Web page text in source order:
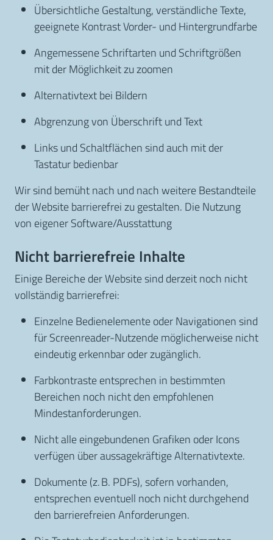
Übersichtliche Gestaltung, verständliche Texte,
geeignete Kontrast Vorder- und Hintergrundfarbe
Angemessene Schriftarten und Schriftgrößen
mit der Möglichkeit zu zoomen
Alternativtext bei Bildern
Abgrenzung von Überschrift und Text
Links und Schaltflächen sind auch mit der
Tastatur bedienbar
Wir sind bemüht nach und nach weitere Bestandteile
der Website barrierefrei zu gestalten. Die Nutzung
von eigener Software/Ausstattung
Nicht barrierefreie Inhalte
Einige Bereiche der Website sind derzeit noch nicht
vollständig barrierefrei:
Einzelne Bedienelemente oder Navigationen sind
für Screenreader-Nutzende möglicherweise nicht
eindeutig erkennbar oder zugänglich.
Farbkontraste entsprechen in bestimmten
Bereichen noch nicht den empfohlenen
Mindestanforderungen.
Nicht alle eingebundenen Grafiken oder Icons
verfügen über aussagekräftige Alternativtexte.
Dokumente (z. B. PDFs), sofern vorhanden,
entsprechen eventuell noch nicht durchgehend
den barrierefreien Anforderungen.